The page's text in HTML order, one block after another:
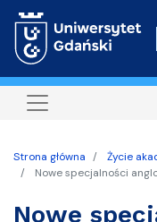
Strona główna
Życie
Nowe specjalności
Nowe